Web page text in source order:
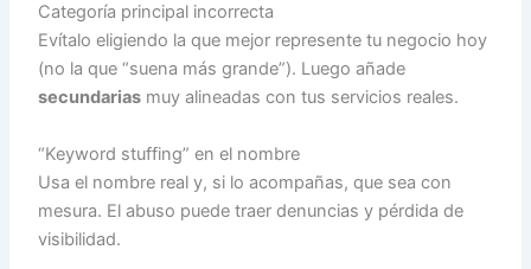
Categoría principal incorrecta
Evítalo eligiendo la que mejor represente tu negocio hoy
(no la que “suena más grande”). Luego añade
secundarias muy alineadas con tus servicios reales.
“Keyword stuffing” en el nombre
Usa el nombre real y, si lo acompañas, que sea con
mesura. El abuso puede traer denuncias y pérdida de
visibilidad.